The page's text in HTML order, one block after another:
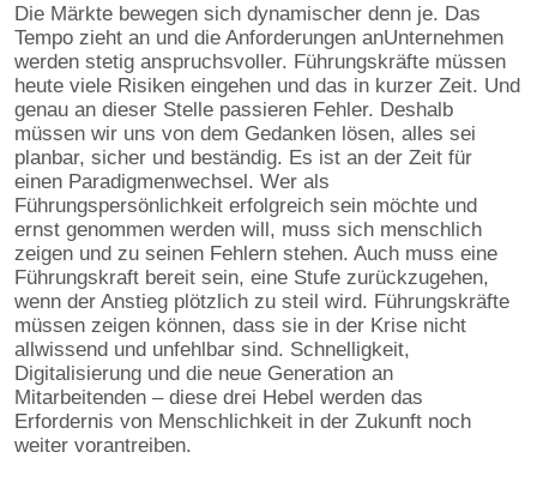
Die Märkte bewegen sich dynamischer denn je. Das
Tempo zieht an und die Anforderungen anUnternehmen
werden stetig anspruchsvoller. Führungskräfte müssen
heute viele Risiken eingehen und das in kurzer Zeit. Und
genau an dieser Stelle passieren Fehler. Deshalb
müssen wir uns von dem Gedanken lösen, alles sei
planbar, sicher und beständig. Es ist an der Zeit für
einen Paradigmenwechsel. Wer als
Führungspersönlichkeit erfolgreich sein möchte und
ernst genommen werden will, muss sich menschlich
zeigen und zu seinen Fehlern stehen. Auch muss eine
Führungskraft bereit sein, eine Stufe zurückzugehen,
wenn der Anstieg plötzlich zu steil wird. Führungskräfte
müssen zeigen können, dass sie in der Krise nicht
allwissend und unfehlbar sind. Schnelligkeit,
Digitalisierung und die neue Generation an
Mitarbeitenden – diese drei Hebel werden das
Erfordernis von Menschlichkeit in der Zukunft noch
weiter vorantreiben.